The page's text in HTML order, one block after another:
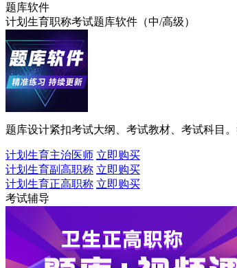
题库软件
计划生育职称考试题库软件（中/高级）
题库设计紧扣考试大纲、考试教材、考试科目
计划生育主治医师 立即购买
计划生育副高职称 立即购买
计划生育正高职称 立即购买
考试辅导